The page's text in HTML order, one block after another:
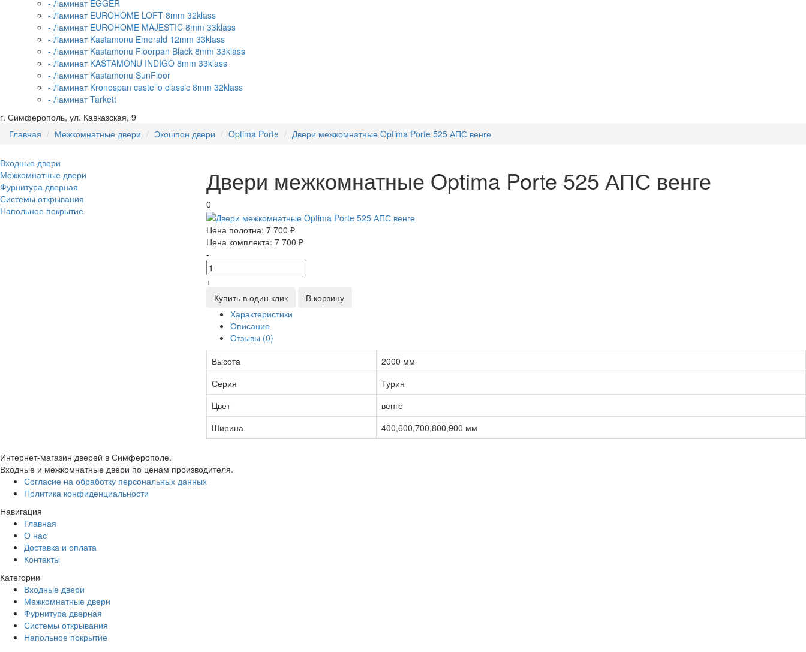
- Ламинат EGGER
- Ламинат EUROHOME LOFT 8mm 32klass
- Ламинат EUROHOME MAJESTIC 8mm 33klass
- Ламинат Kastamonu Emerald 12mm 33klass
- Ламинат Kastamonu Floorpan Black 8mm 33klass
- Ламинат KASTAMONU INDIGO 8mm 33klass
- Ламинат Kastamonu SunFloor
- Ламинат Kronospan castello classic 8mm 32klass
- Ламинат Tarkett
г. Симферополь, ул. Кавказская, 9
Главная
Межкомнатные двери Экошпон двери Optima Porte Двери межкомнатные Optima Porte 525 АПС венге
Входные двери
Межкомнатные двери
Фурнитура дверная
Системы открывания
Напольное покрытие
Двери межкомнатные Optima Porte 525 АПС венге
0
Цена полотна: 7 700 ₽
Цена комплекта: 7 700 ₽
-
+
Купить в один клик
В корзину
Характеристики
Описание
Отзывы (0)
Высота
2000 мм
Серия
Турин
Цвет
венге
Ширина
400,600,700,800,900 мм
Интернет-магазин дверей в Симферополе.
Входные и межкомнатные двери по ценам производителя.
Согласие на обработку персональных данных
Политика конфиденциальности
Навигация
Главная
О нас
Доставка и оплата
Контакты
Категории
Входные двери
Межкомнатные двери
Фурнитура дверная
Системы открывания
Напольное покрытие